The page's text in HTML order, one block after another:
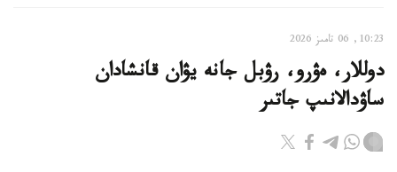
10:23, 06 تامىز 2026
دوللار، ەۋرو، رۋبل جانە يۋان قانشادان
ساۋدالانىپ جاتىر